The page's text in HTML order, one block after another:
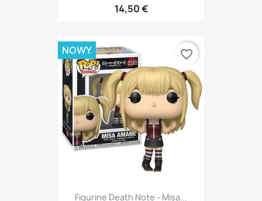
14,50 €
Figurine Death Note - Misa...
NOWY favorite_border